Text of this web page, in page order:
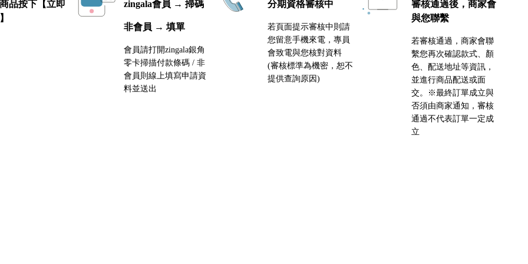
品按下【立即
zingala會員 → 掃碼
非會員 → 填單
會員請打開zingala銀角
零卡掃描付款條碼 / 非
會員則線上填寫申請資
料並送出
分期資格審核中
若頁面提示審核中則請
您留意手機來電，專員
會致電與您核對資料
(審核標準為機密，恕不
提供查詢原因)
審核通過後，商家會
與您聯繫
若審核通過，商家會聯
繫您再次確認款式、顏
色、配送地址等資訊，
並進行商品配送或面
交。※最終訂單成立與
否須由商家通知，審核
通過不代表訂單一定成
立